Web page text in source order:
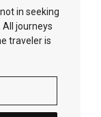
in seeking
journeys
traveler is